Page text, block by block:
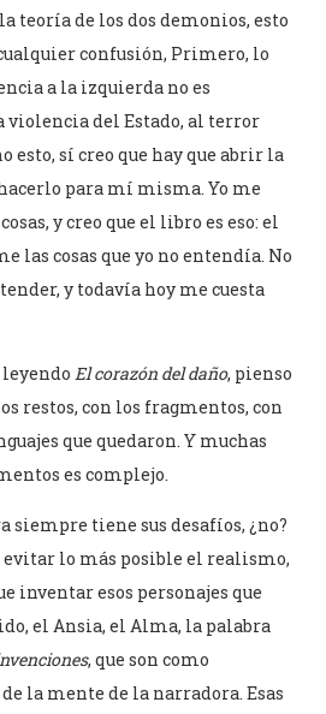
teoría de los dos demonios, esto
confusión, Primero, lo
a la izquierda no es
violencia del Estado, al terror
esto, sí creo que hay que abrir la
para mí misma. Yo me
y creo que el libro es eso: el
las cosas que yo no entendía. No
y todavía hoy me cuesta
leyendoEl corazón del daño, pienso
restos, con los fragmentos, con
que quedaron. Y muchas
es complejo.
siempre tiene sus desafíos, ¿no?
evitar lo más posible el realismo,
inventar esos personajes que
el Ansia, el Alma, la palabra
, que son como
la mente de la narradora. Esas